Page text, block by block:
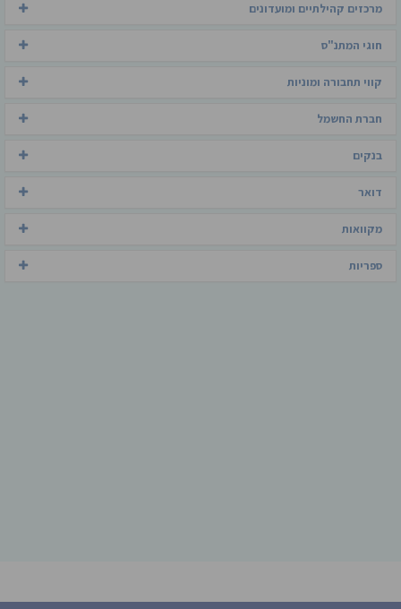
מרכזים קהילתיים ומועדונים
חוגי המתנ"ס
קווי תחבורה ומוניות
חברת החשמל
בנקים
דואר
מקוואות
ספריות